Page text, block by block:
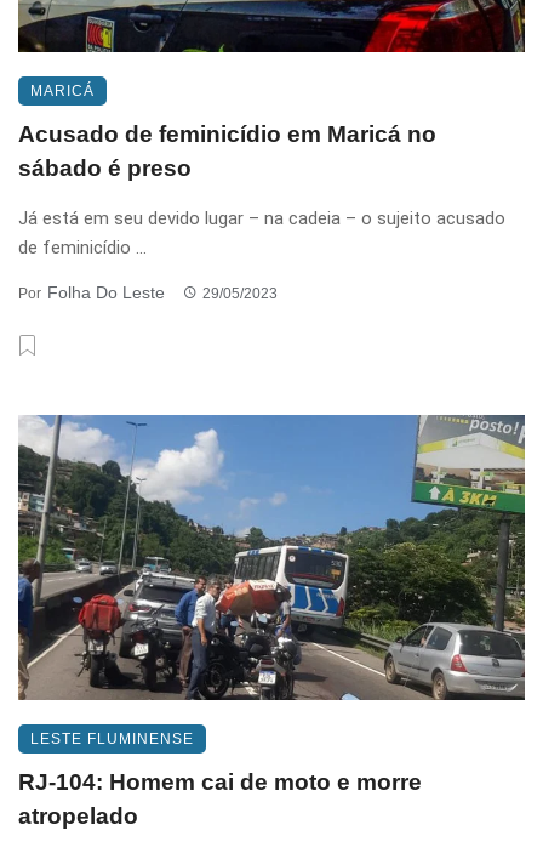
MARICÁ
Acusado de feminicídio em Maricá no
sábado é preso
Já está em seu devido lugar – na cadeia – o sujeito acusado
de feminicídio ...
Por Folha Do Leste 29/05/2023
LESTE FLUMINENSE
RJ-104: Homem cai de moto e morre
atropelado